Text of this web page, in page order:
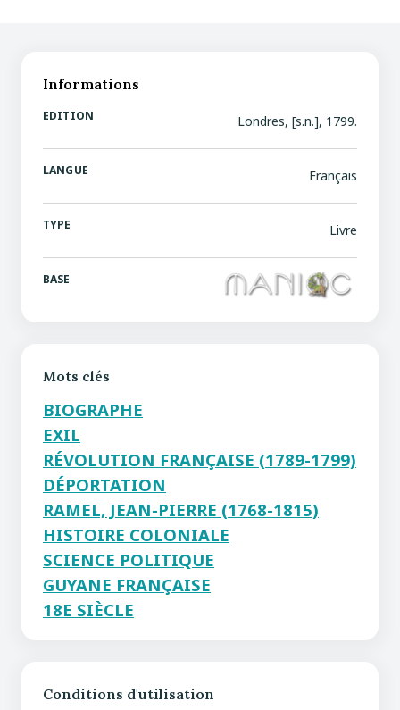
Informations
EDITION Londres, [s.n.], 1799.
LANGUE Français
TYPE Livre
BASE
Mots clés
BIOGRAPHE
EXIL
RÉVOLUTION FRANÇAISE (1789-1799)
DÉPORTATION
RAMEL, JEAN-PIERRE (1768-1815)
HISTOIRE COLONIALE
SCIENCE POLITIQUE
GUYANE FRANÇAISE
18E SIÈCLE
Conditions d'utilisation